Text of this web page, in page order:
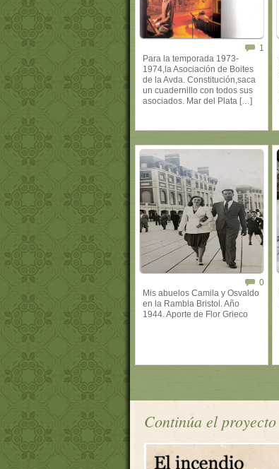
1
Para la temporada 1973-
1974,la Asociación de Boites
de la Avda. Constitución,saca
un cuadernillo con todos sus
asociados. Mar del Plata […]
0
Mis abuelos Camila y Osvaldo
en la Rambla Bristol. Año
1944. Aporte de Flor Grieco
Continúa el proyecto